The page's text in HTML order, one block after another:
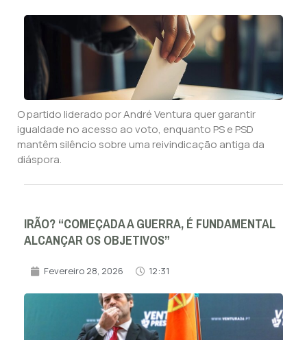
O partido liderado por André Ventura quer garantir
igualdade no acesso ao voto, enquanto PS e PSD
mantêm silêncio sobre uma reivindicação antiga da
diáspora.
IRÃO? “COMEÇADA A GUERRA, É FUNDAMENTAL
ALCANÇAR OS OBJETIVOS”
Fevereiro 28, 2026 12:31